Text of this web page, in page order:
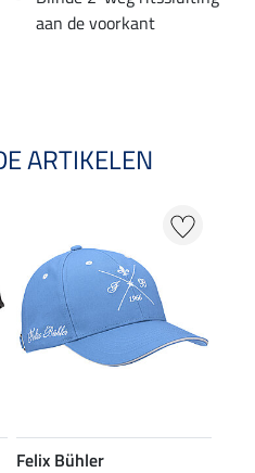
aan de voorkant
ARTIKELEN
Felix Bühler